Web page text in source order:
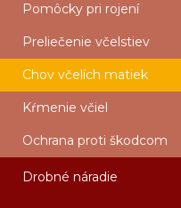
Pomôcky pri rojení
Preliečenie včelstiev
Chov včelích matiek
Kŕmenie včiel
Ochrana proti škodcom
Drobné náradie